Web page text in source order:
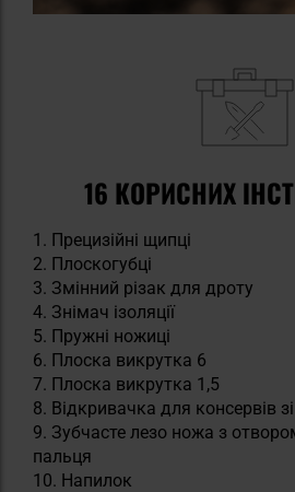
16 КОРИСНИХ
Прецизійні щипці
Плоскогубці
Змінний різак для дроту
Знімач ізоляції
Пружні ножиці
Плоска викрутка 6
Плоска викрутка 1,5
Відкривачка для консервів
Зубчасте лезо ножа з
пальця
Напилок